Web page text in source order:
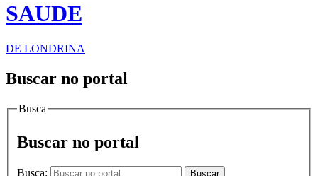
SAUDE
DE LONDRINA
Buscar no portal
Busca
Buscar no portal
Busca: Buscar